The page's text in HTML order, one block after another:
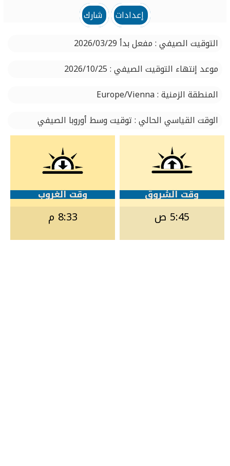
إعدادات
شارك
التوقيت الصيفي : مفعل بدأ 2026/03/29
موعد إنتهاء التوقيت الصيفي : 2026/10/25
المنطقة الزمنية : Europe/Vienna
الوقت القياسي الحالي : توقيت وسط أوروبا الصيفي
وقت الشروق
5:45 ص
وقت الغروب
8:33 م